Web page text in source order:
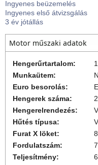
Ingyenes beüzemelés
Ingyenes első átvizsgálás
3 év jótállás
Motor műszaki adatok
Hengerűrtartalom:
Munkaütem:
Euro besorolás:
Hengerek száma:
2
Hengerelrendezés:
V
Hűtés típusa:
Furat X löket:
Fordulatszám:
Teljesítmény: